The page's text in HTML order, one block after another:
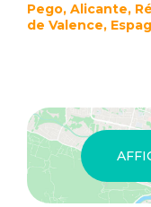
Pego, Alicante,
de Valence,